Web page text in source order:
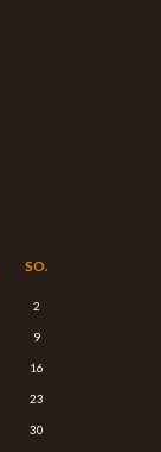
SO.
2
9
16
23
30